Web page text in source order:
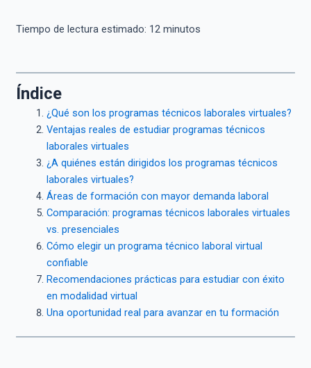
Tiempo de lectura estimado: 12minutos
Índice
¿Qué son los programas técnicos laborales virtuales?
Ventajas reales de estudiar programas técnicos
laborales virtuales
¿A quiénes están dirigidos los programas técnicos
laborales virtuales?
Áreas de formación con mayor demanda laboral
Comparación: programas técnicos laborales virtuales
vs. presenciales
Cómo elegir un programa técnico laboral virtual
confiable
Recomendaciones prácticas para estudiar con éxito
en modalidad virtual
Una oportunidad real para avanzar en tu formación